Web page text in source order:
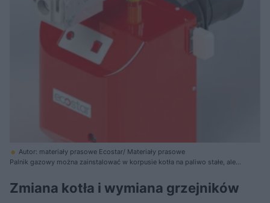
Autor: materiały prasowe Ecostar/ Materiały prasowe
Palnik gazowy można zainstalować w korpusie kotła na paliwo stałe, ale
jest często zbyt duża, a sprawność, jaką uzyska stary kocioł z nowym
palnikiem, nie będzie tak wysoka jak nowoczesnego kotła
Zmiana kotła i wymiana grzejników